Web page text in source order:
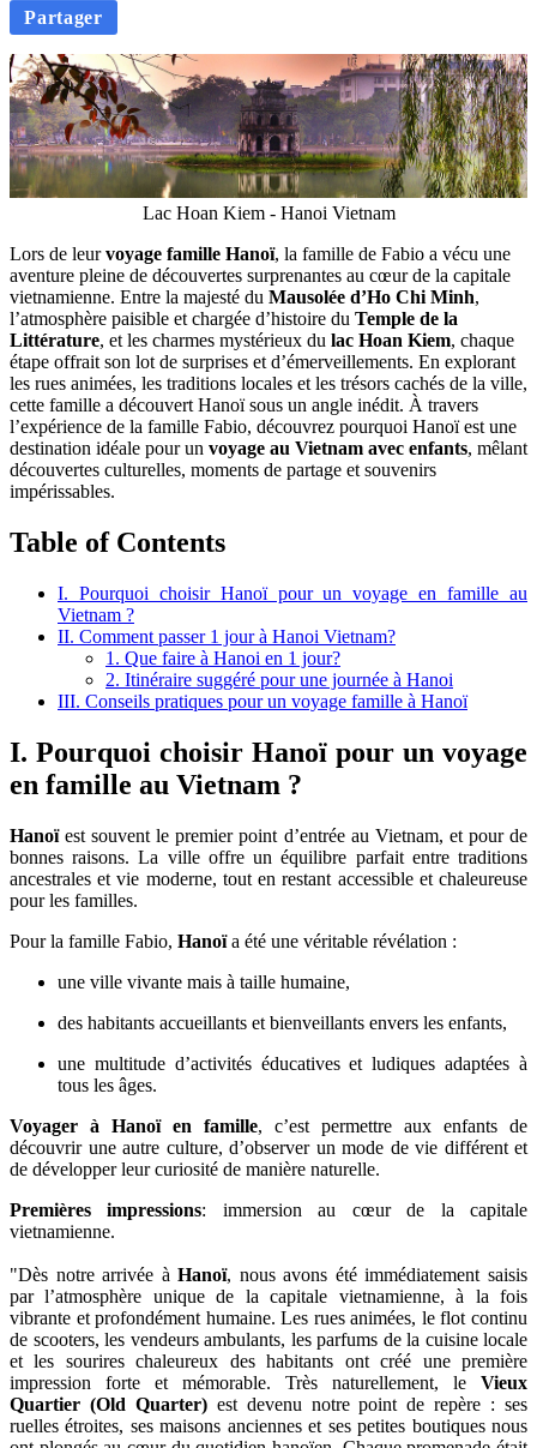
Partager
Lac Hoan Kiem - Hanoi Vietnam
Lors de leurvoyage famille Hanoï, la famille de Fabio a vécu une
aventure pleine de découvertes surprenantes au cœur de la capitale
vietnamienne. Entre la majesté du Mausolée d’Ho Chi Minh,
l’atmosphère paisible et chargée d’histoire du Temple de la
Littérature, et les charmes mystérieux du lac Hoan Kiem, chaque
étape offrait son lot de surprises et d’émerveillements. En explorant
les rues animées, les traditions locales et les trésors cachés de la ville,
cette famille a découvert Hanoï sous un angle inédit. À travers
l’expérience de la famille Fabio, découvrez pourquoi Hanoï est une
destination idéale pour un voyage au Vietnam avec enfants, mêlant
découvertes culturelles, moments de partage et souvenirs
impérissables.
Table of Contents
I. Pourquoi choisir Hanoï pour un voyage en famille au
Vietnam ?
II. Comment passer 1 jour à Hanoi Vietnam?
1. Que faire à Hanoi en 1 jour?
2. Itinéraire suggéré pour une journée à Hanoi
III. Conseils pratiques pour un voyage famille à Hanoï
I. Pourquoi choisir Hanoï pour un voyage
en famille au Vietnam ?
Hanoïest souvent le premier point d’entrée au Vietnam, et pour de
bonnes raisons. La ville offre un équilibre parfait entre traditions
ancestrales et vie moderne, tout en restant accessible et chaleureuse
pour les familles.
Pour la famille Fabio, Hanoïa été une véritable révélation :
une ville vivante mais à taille humaine,
des habitants accueillants et bienveillants envers les enfants,
une multitude d’activités éducatives et ludiques adaptées à
tous les âges.
Voyager à Hanoï en famille, c’est permettre aux enfants de
découvrir une autre culture, d’observer un mode de vie différent et
de développer leur curiosité de manière naturelle.
Premières impressions: immersion au cœur de la capitale
vietnamienne.
"Dès notre arrivée àHanoï, nous avons été immédiatement saisis
par l’atmosphère unique de la capitale vietnamienne, à la fois
vibrante et profondément humaine. Les rues animées, le flot continu
de scooters, les vendeurs ambulants, les parfums de la cuisine locale
et les sourires chaleureux des habitants ont créé une première
impression forte et mémorable. Très naturellement, le Vieux
Quartier (Old Quarter)est devenu notre point de repère : ses
ruelles étroites, ses maisons anciennes et ses petites boutiques nous